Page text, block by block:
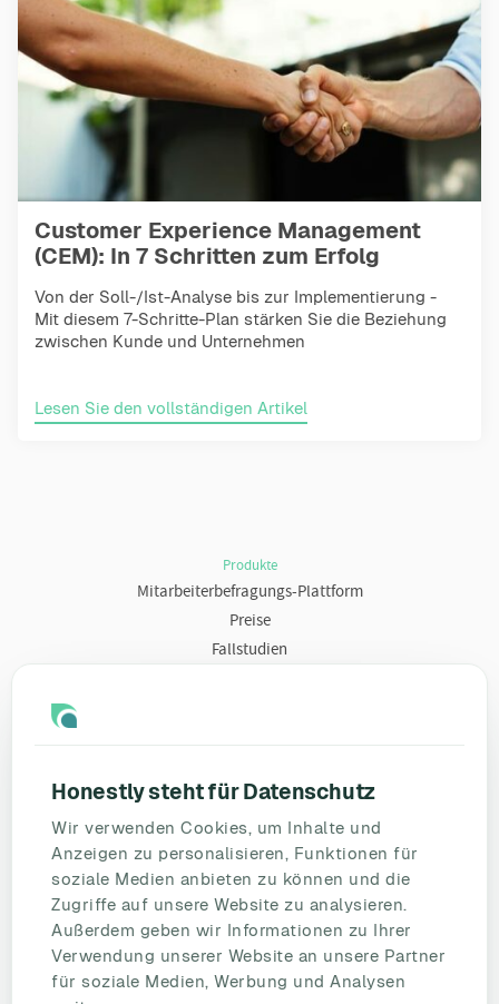
Honestly steht für Datenschutz
Wir verwenden Cookies, um Inhalte und
Anzeigen zu personalisieren, Funktionen für
soziale Medien anbieten zu können und die
Zugriffe auf unsere Website zu analysieren.
Außerdem geben wir Informationen zu Ihrer
Verwendung unserer Website an unsere Partner
für soziale Medien, Werbung und Analysen
Customer Experience Management
(CEM): In 7 Schritten zum Erfolg
Von der Soll-/Ist-Analyse bis zur Implementierung -
Mit diesem 7-Schritte-Plan stärken Sie die Beziehung
zwischen Kunde und Unternehmen
Lesen Sie den vollständigen Artikel
Produkte
Mitarbeiterbefragungs-Plattform
Preise
Fallstudien
Umfragevorlagen
Mitarbeiterbefragung
Mitarbeiterzufriedenheit
eNPS
Employee Engagement
Status Page
Unternehmen